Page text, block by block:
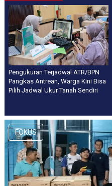
Pengukuran Terjadwal ATR/BPN
Pangkas Antrean, Warga Kini Bisa
Pilih Jadwal Ukur Tanah Sendiri
FOKUS